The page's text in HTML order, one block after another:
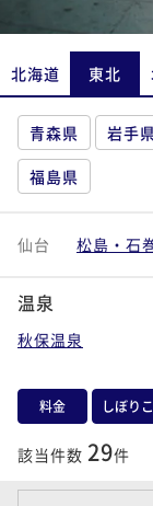
北海道 東北
青森県 岩手
福島県
仙台 松島・石
温泉
秋保温泉
料金 しぼり
該当件数 29件